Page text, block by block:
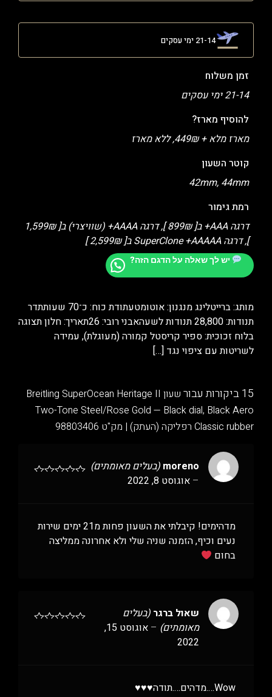
21-14 ימי עסקים
זמן משלוח
21-14 ימי עסקים
להוסיף מארז?
מארז מלא + 449₪, ללא מארז
קוטר השעון
42mm, 44mm
רמת גימור
דרגה AAA+ ב[ 899₪ ], דרגה AAAA+ (שוויצרי) ב[ 1,599₪
], דרגה SuperClone +AAAAA ב[ 2,599₪ ]
יש לך שאלה על הדגם הזה?
מותג: ברייטלינג מנגנון: אוטומטעתודת כוח: כ־70 שעותתדר
תנודות: 28,800 תנודות לשעהאבני רובי: 26תאריך: חלון תצוגה
בלוח זכוכית: ספיר קריסטל קמורה (מעוגלת), עמידה
לשריטות עם ציפוי נגד […]
15 ביקורות עבור
שעון Breitling SuperOcean Heritage II
Two-Tone Steel/Rose Gold — Black dial, Black Aero
Classic rubber רפליקה (העתק) | מק"ט 98803406
moreno (בעלים מאומתים)
– אוגוסט 8, 2022
מדהימים! קיבלתי את השעון פחות מ21 ימים שירות
נעים וכיף, הזמנה שניה שלי ולא אחרונה ממליצה
בחום
שאול ברגר (בעלים
מאומתים) –
אוגוסט 15,
2022
Wow….מדהים….תודה♥️♥️♥️